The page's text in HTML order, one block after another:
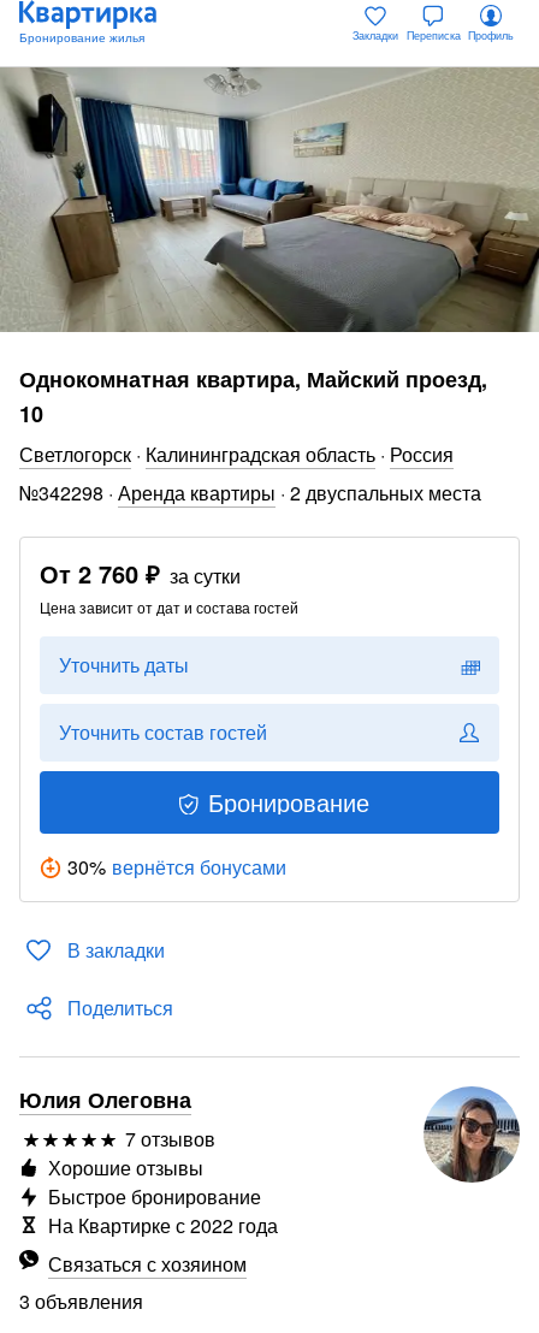
Закладки Переписка Профиль
Однокомнатная квартира, Майский проезд,
10
Светлогорск · Калининградская область · Россия
№342298 · Аренда квартиры · 2 двуспальных места
От 2 760 ₽ за сутки
Цена зависит от дат и состава гостей
Уточнить даты
Уточнить состав гостей
Бронирование
30% вернётся бонусами
В закладки
Поделиться
Юлия Олеговна
7 отзывов
Связаться с хозяином
3 объявления
Хорошие отзывы
Быстрое бронирование
На Квартирке с 2022 года